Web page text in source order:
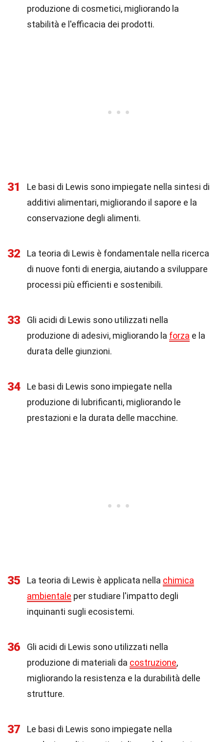
produzione di cosmetici, migliorando la
stabilità e l'efficacia dei prodotti.
31
Le basi di Lewis sono impiegate nella sintesi di
additivi alimentari, migliorando il sapore e la
conservazione degli alimenti.
32
La teoria di Lewis è fondamentale nella ricerca
di nuove fonti di energia, aiutando a sviluppare
processi più efficienti e sostenibili.
33
Gli acidi di Lewis sono utilizzati nella
produzione di adesivi, migliorando la forza e la
durata delle giunzioni.
34
Le basi di Lewis sono impiegate nella
produzione di lubrificanti, migliorando le
prestazioni e la durata delle macchine.
35 La teoria di Lewis è applicata nella chimica
ambientale per studiare l'impatto degli
inquinanti sugli ecosistemi.
36
Gli acidi di Lewis sono utilizzati nella
produzione di materiali da costruzione,
migliorando la resistenza e la durabilità delle
strutture.
37
Le basi di Lewis sono impiegate nella